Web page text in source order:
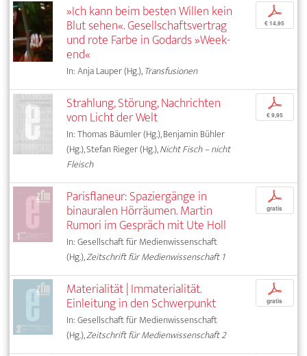
»Ich kann beim besten Willen kein
Blut sehen«. Gesellschaftsvertrag
und rote Farbe in Godards »Week-
end«
In: Anja Lauper (Hg.),Transfusionen
p
€ 14,95
Strahlung, Störung, Nachrichten
vom Licht der Welt
In: Thomas Bäumler (Hg.), Benjamin Bühler
(Hg.), Stefan Rieger (Hg.),Nicht Fisch – nicht
Fleisch
p
€ 9,95
Parisflaneur: Spaziergänge in
binauralen Hörräumen. Martin
Rumori im Gespräch mit Ute Holl
In: Gesellschaft für Medienwissenschaft
(Hg.),Zeitschrift für Medienwissenschaft 1
p
gratis
Materialität | Immaterialität.
Einleitung in den Schwerpunkt
In: Gesellschaft für Medienwissenschaft
(Hg.),Zeitschrift für Medienwissenschaft 2
p
gratis